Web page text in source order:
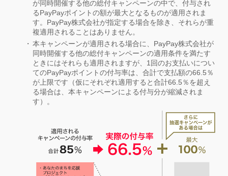
が同時開催する他の総付キャンペーンの中で、付与され
るPayPayポイントの額が最大となるものが適用されま
す。PayPay株式会社が指定する場合を除き、それらが重
複適用されることはありません。
本キャンペーンが適用される場合に、PayPay株式会社が
同時開催する他の総付キャンペーンの適用条件を満たす
ときにはそれらも適用されますが、1回のお支払いについ
てのPayPayポイントの付与率は、合計で支払額の66.5％
が上限です（仮にそれぞれ適用すると合計66.5％を超え
る場合は、本キャンペーンによる付与分が縮減されま
す）。